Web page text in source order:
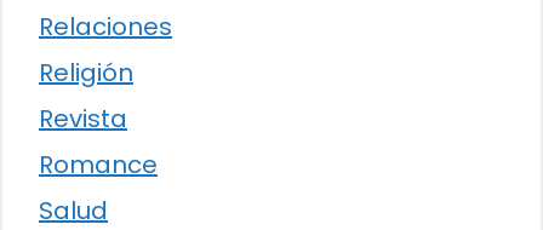
Relaciones
Religión
Revista
Romance
Salud